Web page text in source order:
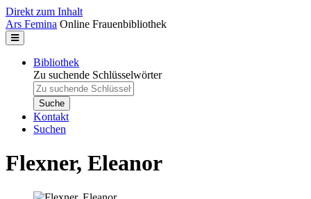
Direkt zum Inhalt
Ars Femina Online Frauenbibliothek
Bibliothek
Zu suchende Schlüsselwörter
Kontakt
Suchen
Flexner, Eleanor